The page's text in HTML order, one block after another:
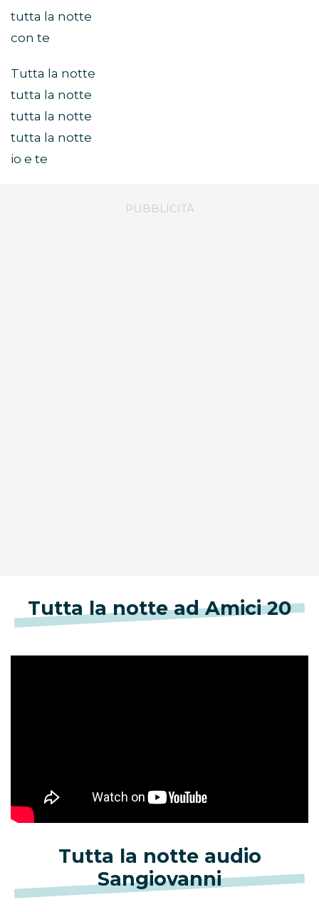
tutta la notte
con te
Tutta la notte
tutta la notte
tutta la notte
tutta la notte
io e te
Tutta la notte ad Amici 20
Tutta la notte audio
Sangiovanni